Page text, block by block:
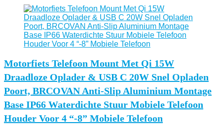
Motorfiets Telefoon Mount Met Qi 15W
Draadloze Oplader & USB C 20W Snel Opladen
Poort, BRCOVAN Anti-Slip Aluminium Montage
Base IP66 Waterdichte Stuur Mobiele Telefoon
Houder Voor 4 “-8” Mobiele Telefoon